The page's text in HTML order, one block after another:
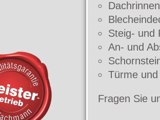
Dachrinnen
Steig- und
An- und
Türme
Fragen Sie